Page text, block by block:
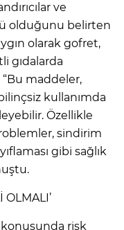
ve
olduğunu belirten
olarak gofret,
gıdalarda
maddeler,
kullanımda
Özellikle
sindirim
gibi sağlık
OLMALI’
risk